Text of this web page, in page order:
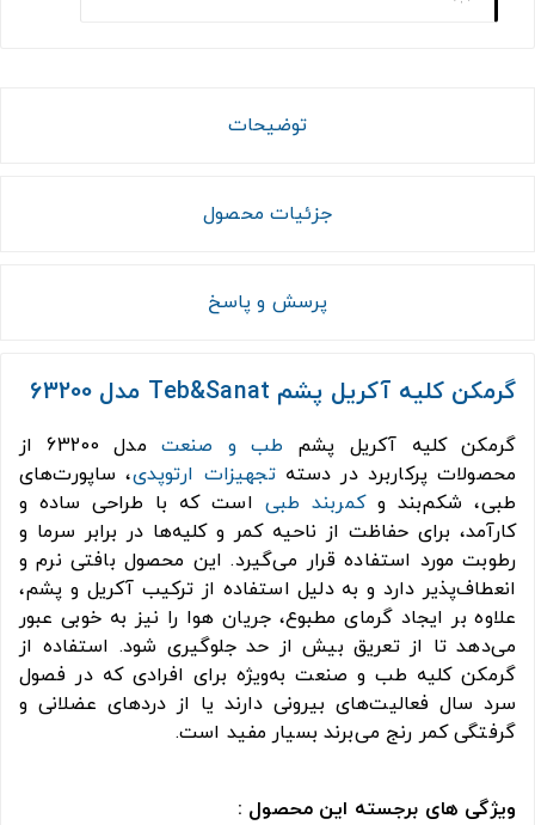
توضیحات
جزئیات محصول
پرسش و پاسخ
گرمکن کلیه آکریل پشم Teb&Sanat مدل 63200
گرمکن کلیه آکریل پشم طب و صنعت
مدل 63200 از
محصولات پرکاربرد در دستهتجهیزات ارتوپدی، ساپورت‌های
طبی، شکم‌بند وکمربند طبی است که با طراحی ساده و
کارآمد، برای حفاظت از ناحیه کمر و کلیه‌ها در برابر سرما و
رطوبت مورد استفاده قرار می‌گیرد. این محصول بافتی نرم و
انعطاف‌پذیر دارد و به دلیل استفاده از ترکیب آکریل و پشم،
علاوه بر ایجاد گرمای مطبوع، جریان هوا را نیز به خوبی عبور
می‌دهد تا از تعریق بیش از حد جلوگیری شود. استفاده از
گرمکن کلیه طب و صنعت به‌ویژه برای افرادی که در فصول
سرد سال فعالیت‌های بیرونی دارند یا از دردهای عضلانی و
گرفتگی کمر رنج می‌برند بسیار مفید است.
ویژگی های برجسته این محصول :